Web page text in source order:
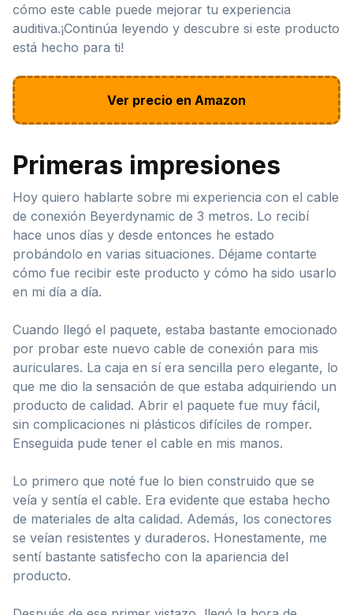
cómo este cable puede mejorar tu experiencia
auditiva.¡Continúa leyendo y descubre si este producto
está hecho para ti!
Ver precio en Amazon
Primeras impresiones
Hoy quiero hablarte sobre mi experiencia con el cable
de conexión Beyerdynamic de 3 metros. Lo recibí
hace unos días y desde entonces he estado
probándolo en varias situaciones. Déjame contarte
cómo fue recibir este producto y cómo ha sido usarlo
en mi día a día.
Cuando llegó el paquete, estaba bastante emocionado
por probar este nuevo cable de conexión para mis
auriculares. La caja en sí era sencilla pero elegante, lo
que me dio la sensación de que estaba adquiriendo un
producto de calidad. Abrir el paquete fue muy fácil,
sin complicaciones ni plásticos difíciles de romper.
Enseguida pude tener el cable en mis manos.
Lo primero que noté fue lo bien construido que se
veía y sentía el cable. Era evidente que estaba hecho
de materiales de alta calidad. Además, los conectores
se veían resistentes y duraderos. Honestamente, me
sentí bastante satisfecho con la apariencia del
producto.